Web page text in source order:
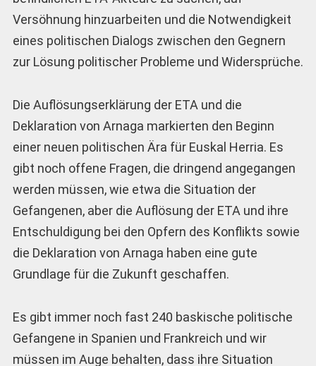
Versöhnung hinzuarbeiten und die Notwendigkeit
eines politischen Dialogs zwischen den Gegnern
zur Lösung politischer Probleme und Widersprüche.
Die Auflösungserklärung der ETA und die
Deklaration von Arnaga markierten den Beginn
einer neuen politischen Ära für Euskal Herria. Es
gibt noch offene Fragen, die dringend angegangen
werden müssen, wie etwa die Situation der
Gefangenen, aber die Auflösung der ETA und ihre
Entschuldigung bei den Opfern des Konflikts sowie
die Deklaration von Arnaga haben eine gute
Grundlage für die Zukunft geschaffen.
Es gibt immer noch fast 240 baskische politische
Gefangene in Spanien und Frankreich und wir
müssen im Auge behalten, dass ihre Situation